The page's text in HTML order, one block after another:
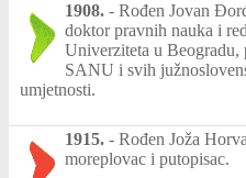
1908. - Rođen Jovan
doktor pravnih nauka i
Univerziteta u Beogradu,
SANU i svih
umjetnosti.
1915. - Rođen Joža
moreplovac i putopisac.